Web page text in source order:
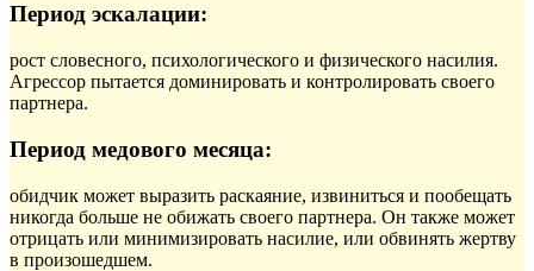
Период эскалации:
рост словесного, психологического и физического насилия.
Агрессор пытается доминировать и контролировать своего
партнера.
Период медового месяца:
обидчик может выразить раскаяние, извиниться и пообещать
никогда больше не обижать своего партнера. Он также может
отрицать или минимизировать насилие, или обвинять жертву
в произошедшем.